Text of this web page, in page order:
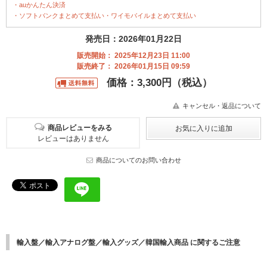
・auかんたん決済
・ソフトバンクまとめて支払い・ワイモバイルまとめて支払い
発売日：2026年01月22日
販売開始： 2025年12月23日 11:00
販売終了： 2026年01月15日 09:59
価格：3,300円（税込）
キャンセル・返品について
商品レビューをみる
レビューはありません
商品についてのお問い合わせ
輸入盤／輸入アナログ盤／輸入グッズ／韓国輸入商品 に関するご注意